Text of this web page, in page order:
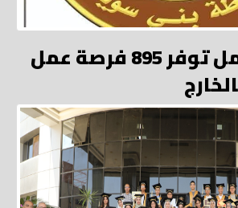
مديرية العمل توفر 895 فرصة عمل